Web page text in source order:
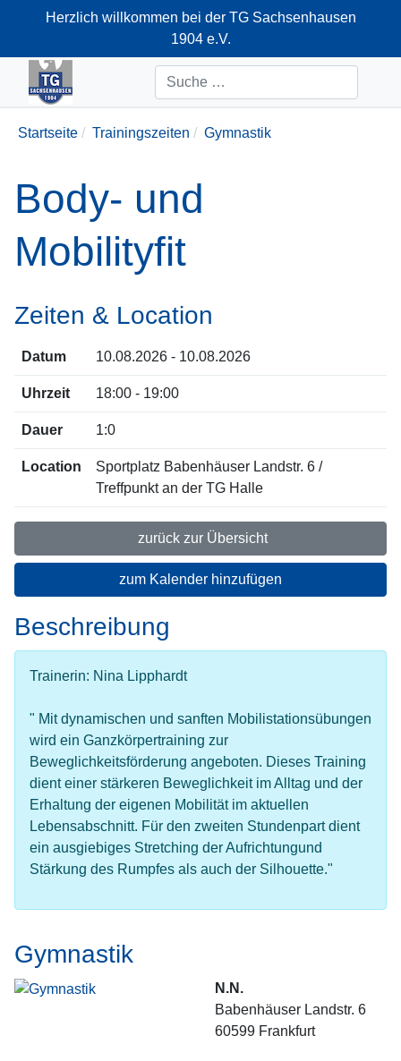
Herzlich willkommen bei der TG Sachsenhausen
1904 e.V.
+49-69-66374712
Suchen
Startseite Trainingszeiten Gymnastik
Body- und
Mobilityfit
Zeiten & Location
Datum 10.08.2026 - 10.08.2026
Uhrzeit 18:00 - 19:00
Dauer 1:0
Location
Sportplatz Babenhäuser Landstr. 6 /
Treffpunkt an der TG Halle
zurück zur Übersicht
zum Kalender hinzufügen
Beschreibung
Trainerin: Nina Lipphardt
" Mit dynamischen und sanften Mobilistationsübungen
wird ein Ganzkörpertraining zur
Beweglichkeitsförderung angeboten. Dieses Training
dient einer stärkeren Beweglichkeit im Alltag und der
Erhaltung der eigenen Mobilität im aktuellen
Lebensabschnitt. Für den zweiten Stundenpart dient
ein ausgiebiges Stretching der Aufrichtungund
Stärkung des Rumpfes als auch der Silhouette."
Gymnastik
N.N.
Babenhäuser Landstr. 6
60599 Frankfurt